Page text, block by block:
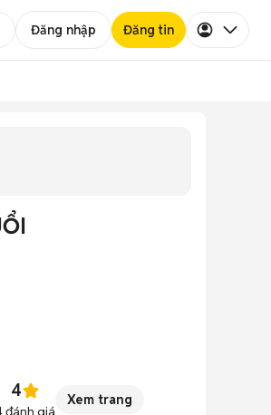
Đăng nhập Đăng tin
4
đánh giá
Xem trang